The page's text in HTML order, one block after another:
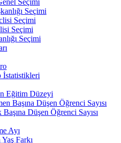
Seçimi
Seçimi
Seçimi
Seçimi
İstatistikleri
Eğitim Düzeyi
Başına Düşen Öğrenci Sayısı
Düşen Öğrenci Sayısı
Ayı
Farkı